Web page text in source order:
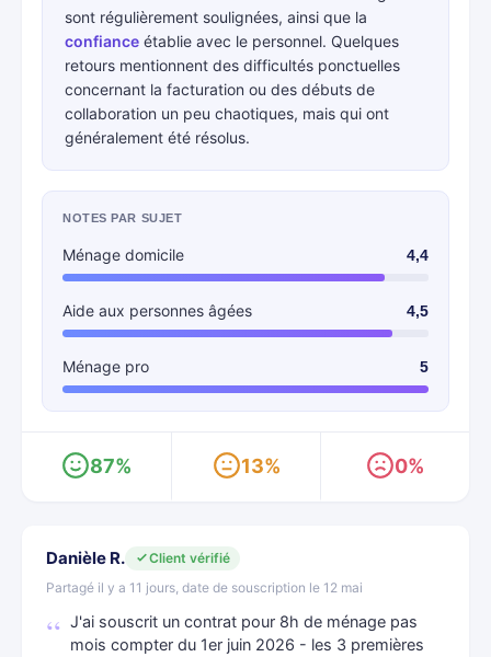
sont régulièrement soulignées, ainsi que la
confiance établie avec le personnel. Quelques
retours mentionnent des difficultés ponctuelles
concernant la facturation ou des débuts de
collaboration un peu chaotiques, mais qui ont
généralement été résolus.
NOTES PAR SUJET
Ménage domicile 4,4
Aide aux personnes âgées 4,5
Ménage pro 5
87% 13% 0%
Danièle R.
Client vérifié
Partagé il y a 11 jours, date de souscription le 12 mai
J'ai souscrit un contrat pour 8h de ménage pas
mois compter du 1er juin 2026 - les 3 premières